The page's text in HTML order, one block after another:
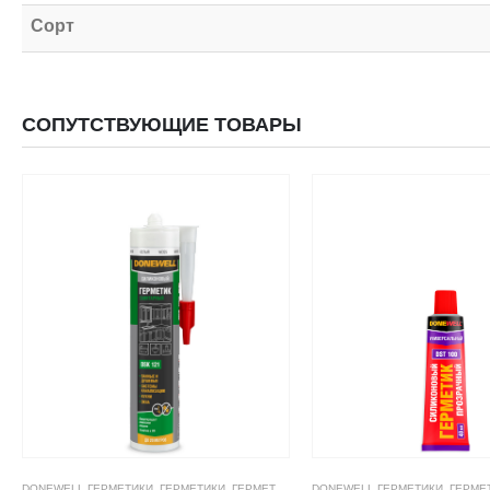
Сорт
СОПУТСТВУЮЩИЕ ТОВАРЫ